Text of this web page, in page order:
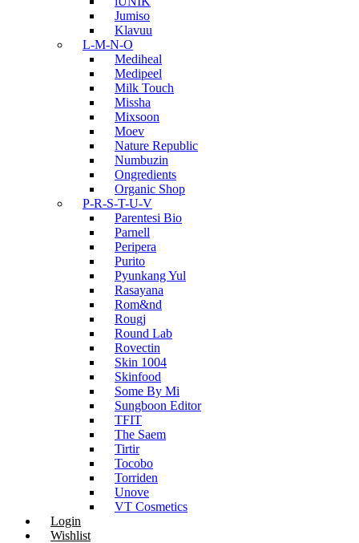
Jumiso
Klavuu
L-M-N-O
Mediheal
Medipeel
Milk Touch
Missha
Mixsoon
Moev
Nature Republic
Numbuzin
Ongredients
Organic Shop
P-R-S-T-U-V
Parentesi Bio
Parnell
Peripera
Purito
Pyunkang Yul
Rasayana
Rom&nd
Rougj
Round Lab
Rovectin
Skin 1004
Skinfood
Some By Mi
Sungboon Editor
TFIT
The Saem
Tirtir
Tocobo
Torriden
Unove
VT Cosmetics
Login
Wishlist